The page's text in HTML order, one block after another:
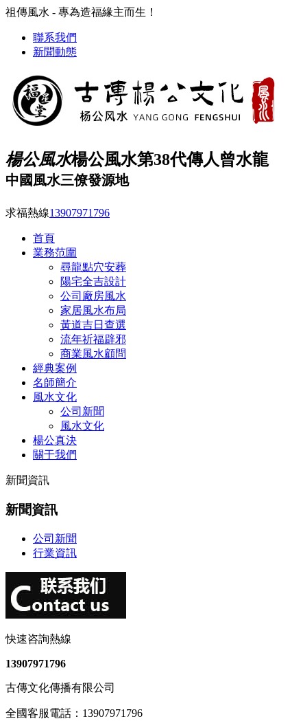
祖傳風水 - 專為造福緣主而生！
聯系我們
新聞動態
楊公風水楊公風水第38代傳人曾水龍
中國風水三僚發源地
求福熱線13907971796
首頁
業務范圍
尋龍點穴安葬
陽宅全吉設計
公司廠房風水
家居風水布局
黃道吉日查選
流年祈福辟邪
商業風水顧問
經典案例
名師簡介
風水文化
公司新聞
風水文化
楊公真決
關于我們
新聞資訊
新聞資訊
公司新聞
行業資訊
快速咨詢熱線
13907971796
古傳文化傳播有限公司
全國客服電話：13907971796